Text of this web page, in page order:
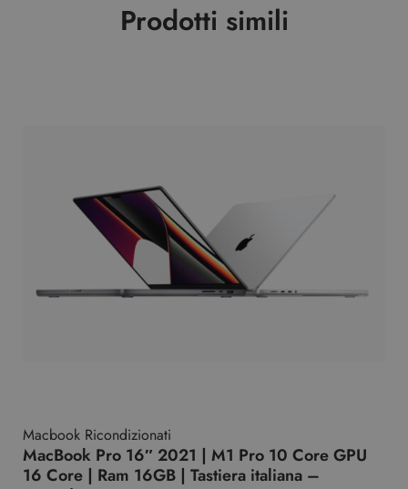
Prodotti simili
Macbook Ricondizionati
MacBook Pro 16″ 2021 | M1 Pro 10 Core GPU
16 Core | Ram 16GB | Tastiera italiana –